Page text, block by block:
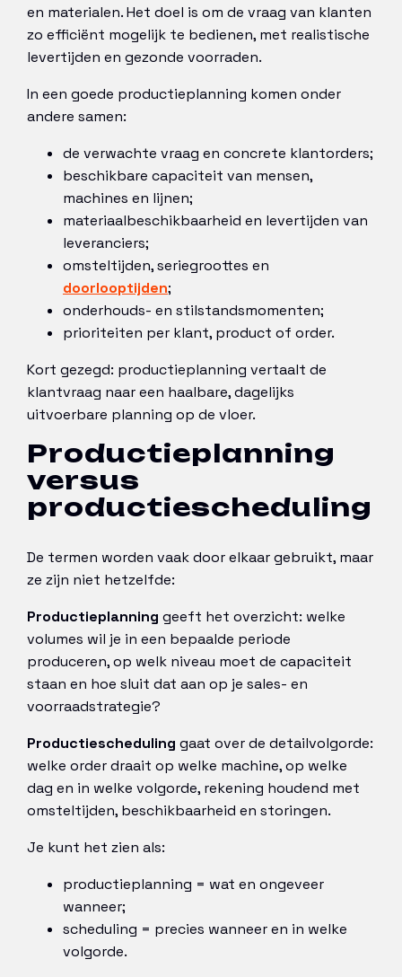
en materialen. Het doel is om de vraag van klanten
zo efficiënt mogelijk te bedienen, met realistische
levertijden en gezonde voorraden.
In een goede productieplanning komen onder
andere samen:
de verwachte vraag en concrete klantorders;
beschikbare capaciteit van mensen,
machines en lijnen;
materiaalbeschikbaarheid en levertijden van
leveranciers;
omsteltijden, seriegroottes en
doorlooptijden;
onderhouds- en stilstandsmomenten;
prioriteiten per klant, product of order.
Kort gezegd: productieplanning vertaalt de
klantvraag naar een haalbare, dagelijks
uitvoerbare planning op de vloer.
Productieplanning
versus
productiescheduling
De termen worden vaak door elkaar gebruikt, maar
ze zijn niet hetzelfde:
Productieplanning geeft het overzicht: welke
volumes wil je in een bepaalde periode
produceren, op welk niveau moet de capaciteit
staan en hoe sluit dat aan op je sales- en
voorraadstrategie?
Productiescheduling gaat over de detailvolgorde:
welke order draait op welke machine, op welke
dag en in welke volgorde, rekening houdend met
omsteltijden, beschikbaarheid en storingen.
Je kunt het zien als:
productieplanning = wat en ongeveer
wanneer;
scheduling = precies wanneer en in welke
volgorde.